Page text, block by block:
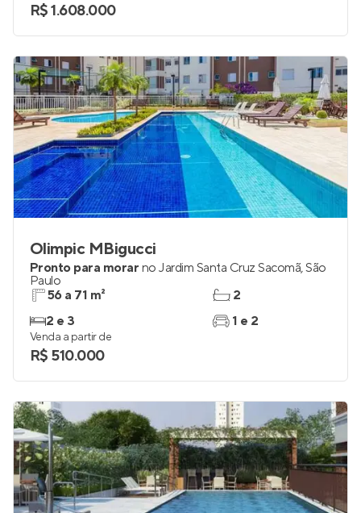
R$ 1.608.000
Olimpic MBigucci
Pronto para morar no Jardim Santa Cruz Sacomã,São
Paulo
56 a 71 m²
2 e 3
2
1 e 2
Venda a partir de
R$ 510.000